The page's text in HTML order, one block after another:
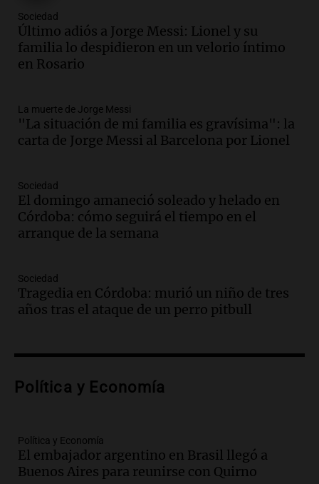
Audio.
un imperdible cordobés para los
amantes de la astronomía
Amamos los Domingos
la historia del club de Irlanda
revolucionado por hinchas argentinos
Amamos los Domingos
Audio.
argentino regresa al país tras conflicto
con Brasil
Panorama Federal
Audio.
con fractura de tobillo en refugio Doña
Rosa
Panorama Federal
Audio.Amaycha del Valle avanza en
con nueva tecnología médica
Audio.Suspenden descuento en SUBE y
aumentan tarifas del SUBTE en Buenos
Aires desde agosto
Sociedad
Último adiós a Jorge Messi: Lionel y su
familia lo despidieron en un velorio íntimo
en Rosario
La muerte de Jorge Messi
"La situación de mi familia es gravísima": la
carta de Jorge Messi al Barcelona por Lionel
Sociedad
El domingo amaneció soleado y helado en
Córdoba: cómo seguirá el tiempo en el
arranque de la semana
Sociedad
Tragedia en Córdoba: murió un niño de tres
años tras el ataque de un perro pitbull
Política y Economía
Política y Economía
El embajador argentino en Brasil llegó a
Buenos Aires para reunirse con Quirno